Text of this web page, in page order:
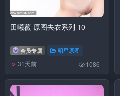
田曦薇 原图去衣系列 10
会员专属 明星原图
31天前 1086